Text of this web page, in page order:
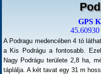
GPS
A Podragu medencében 4 tó
a Kis Podrágu a fontosabb.
Nagy Podrágu területe 2,8 ha,
táplálja. A két tavat egy 31 m